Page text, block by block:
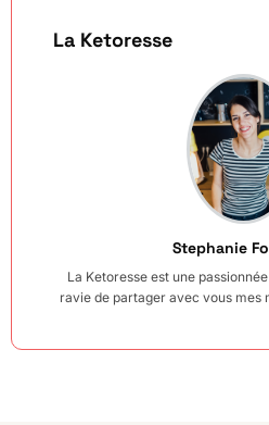
La Ketoresse
Stephanie
La Ketoresse est une
ravie de partager avec vous mes